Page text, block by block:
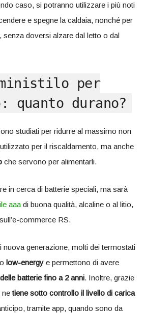
caso, si potranno utilizzare i più noti
e spegne la caldaia, nonché per
senza doversi alzare dal letto o dal
per
quanto durano?
studiati per ridurre al massimo non
per il riscaldamento, ma anche
che servono per alimentarli.
in cerca di batterie speciali, ma sarà
aaa di buona qualità, alcaline o al litio,
commerce RS.
nuova generazione, molti dei termostati
low-energy e permettono di avere
batterie fino a 2 anni. Inoltre, grazie
netiene sotto controllo il livello di carica
tramite app, quando sono da